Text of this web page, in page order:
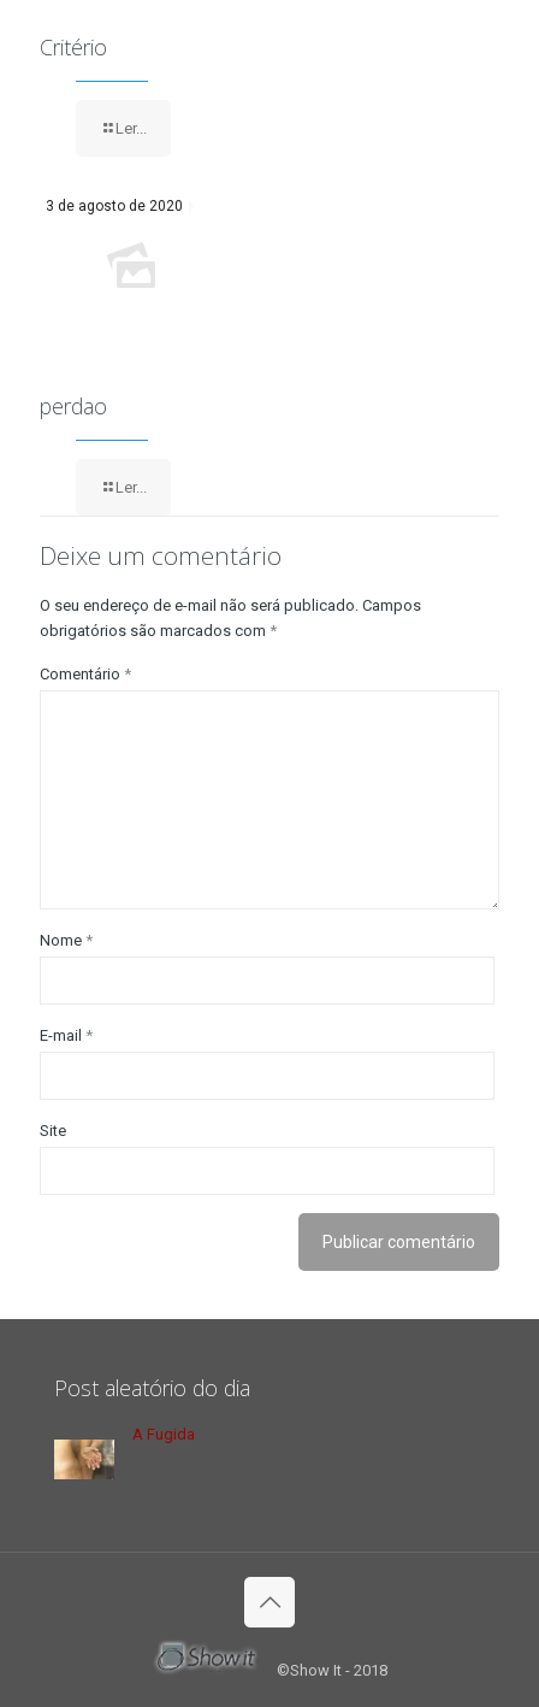
Critério
Ler...
3 de agosto de 2020
perdao
Ler...
Deixe um comentário
O seu endereço de e-mail não será publicado. Campos
obrigatórios são marcados com *
Comentário *
Nome *
E-mail *
Site
Post aleatório do dia
A Fugida
©Show It - 2018